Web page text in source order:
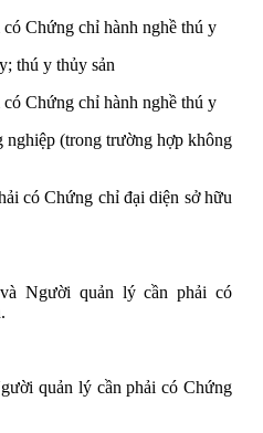
Chứng chỉ hành nghề thú y
thú y thủy sản
Chứng chỉ hành nghề thú y
(trong trường hợp không
có Chứng chỉ đại diện sở hữu
Người quản lý cần phải có
quản lý cần phải có Chứng